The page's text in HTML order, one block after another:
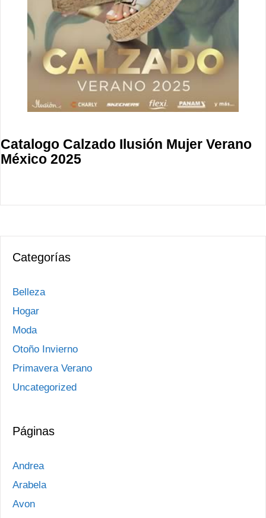
Catalogo Calzado Ilusión Mujer Verano
México 2025
Categorías
Belleza
Hogar
Moda
Otoño Invierno
Primavera Verano
Uncategorized
Páginas
Andrea
Arabela
Avon